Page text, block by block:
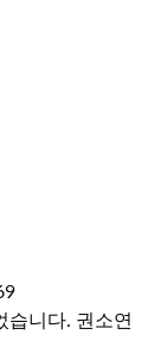
습니다. 권소연